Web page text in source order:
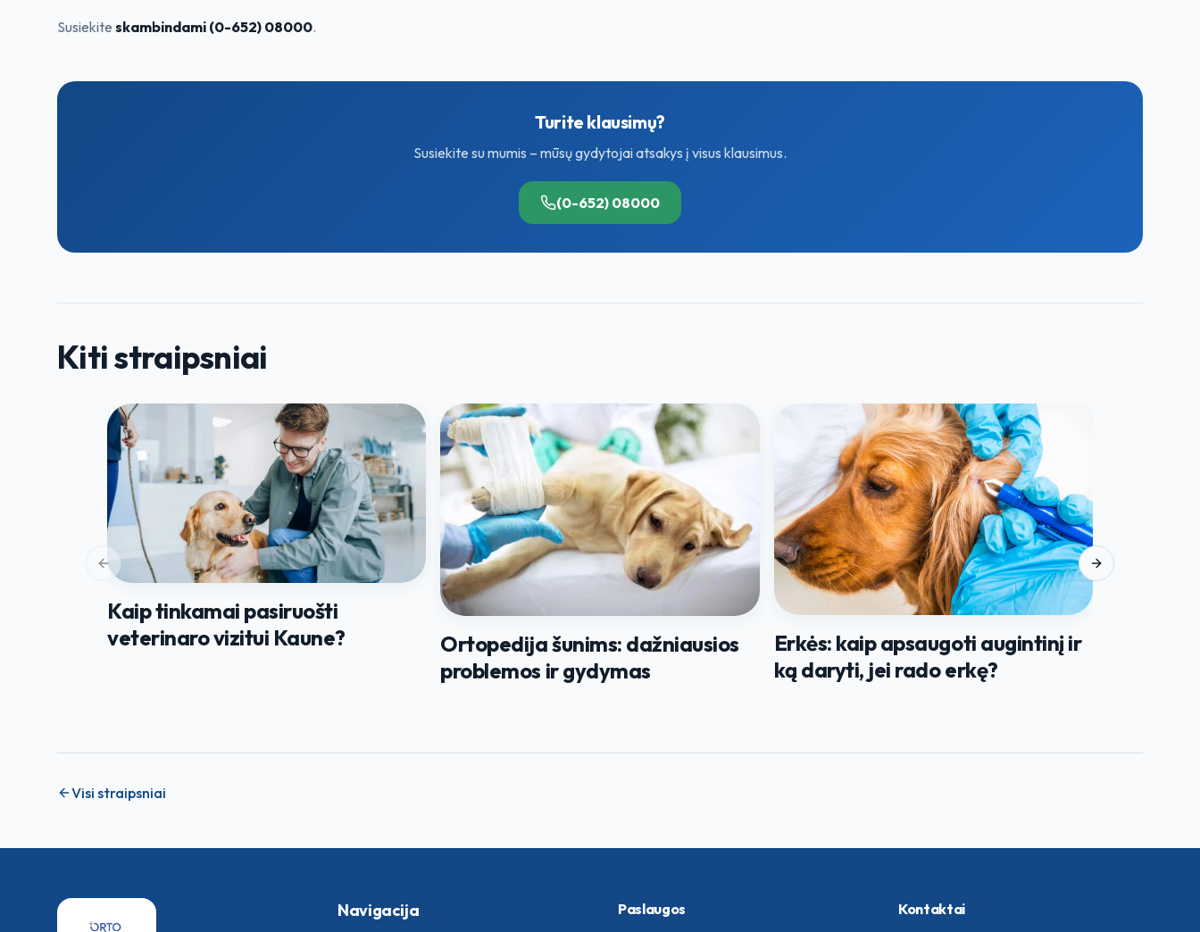
Susiekite skambindami (0-652) 08000.
Turite klausimų?
Susiekite su mumis – mūsų gydytojai atsakys į visus klausimus.
(0-652) 08000
Kiti straipsniai
Kaip tinkamai pasiruošti
veterinaro vizitui Kaune?
Ortopedija šunims: dažniausios
problemos ir gydymas
Erkės: kaip apsaugoti augintinį ir
ką daryti, jei rado erkę?
Previous slide Next slide
Visi straipsniai
Navigacija Paslaugos Kontaktai